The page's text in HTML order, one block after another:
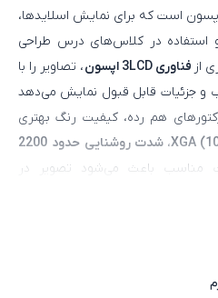
است که برای نمایش اسلایدها،
استفاده در کلاس‌های درس طراحی
از فناوری 3LCD اپسون
، تصاویر را با
و جزئیات قابل قبول نمایش می‌دهد
هم‌ رده، کیفیت رنگ بهتری
، شدت روشنایی حدود 2200
مناسب باعث می‌شود تصویر در
کنترل‌شده به‌ خوبی قابل مشاهده